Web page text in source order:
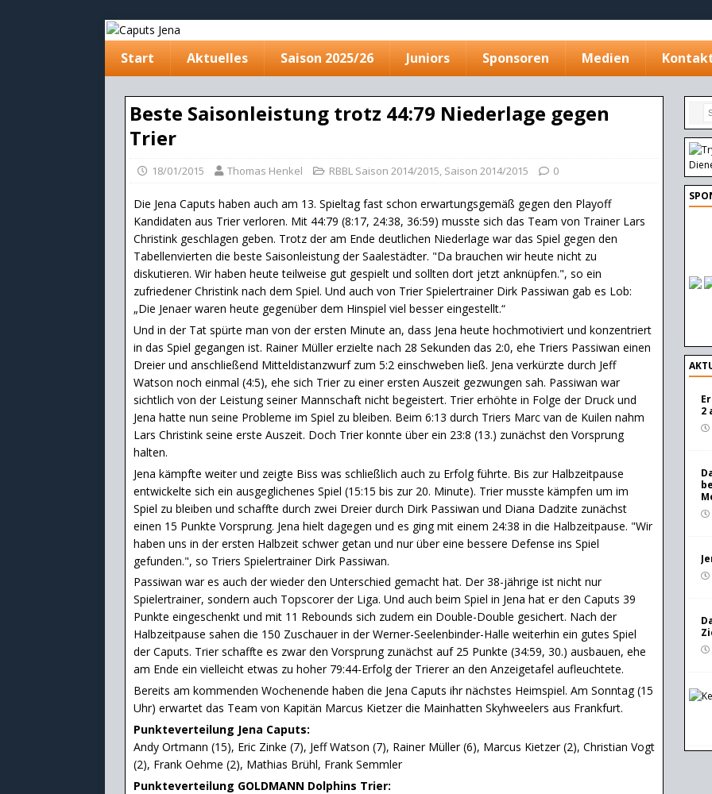
Start Aktuelles Saison 2025/26 Juniors Sponsoren Medien
Beste Saisonleistung trotz 44:79 Niederlage gegen
Trier
18/01/2015 Thomas Henkel RBBL Saison 2014/2015, Saison 2014/2015 0
Die Jena Caputs haben auch am 13. Spieltag fast schon erwartungsgemäß gegen den Playoff
Kandidaten aus Trier verloren. Mit 44:79 (8:17, 24:38, 36:59) musste sich das Team von Trainer Lars
Christink geschlagen geben. Trotz der am Ende deutlichen Niederlage war das Spiel gegen den
Tabellenvierten die beste Saisonleistung der Saalestädter. "Da brauchen wir heute nicht zu
diskutieren. Wir haben heute teilweise gut gespielt und sollten dort jetzt anknüpfen.", so ein
zufriedener Christink nach dem Spiel. Und auch von Trier Spielertrainer Dirk Passiwan gab es Lob:
„Die Jenaer waren heute gegenüber dem Hinspiel viel besser eingestellt.“
Und in der Tat spürte man von der ersten Minute an, dass Jena heute hochmotiviert und konzentriert
in das Spiel gegangen ist. Rainer Müller erzielte nach 28 Sekunden das 2:0, ehe Triers Passiwan einen
Dreier und anschließend Mitteldistanzwurf zum 5:2 einschweben ließ. Jena verkürzte durch Jeff
Watson noch einmal (4:5), ehe sich Trier zu einer ersten Auszeit gezwungen sah. Passiwan war
sichtlich von der Leistung seiner Mannschaft nicht begeistert. Trier erhöhte in Folge der Druck und
Jena hatte nun seine Probleme im Spiel zu bleiben. Beim 6:13 durch Triers Marc van de Kuilen nahm
Lars Christink seine erste Auszeit. Doch Trier konnte über ein 23:8 (13.) zunächst den Vorsprung
halten.
Jena kämpfte weiter und zeigte Biss was schließlich auch zu Erfolg führte. Bis zur Halbzeitpause
entwickelte sich ein ausgeglichenes Spiel (15:15 bis zur 20. Minute). Trier musste kämpfen um im
Spiel zu bleiben und schaffte durch zwei Dreier durch Dirk Passiwan und Diana Dadzite zunächst
einen 15 Punkte Vorsprung. Jena hielt dagegen und es ging mit einem 24:38 in die Halbzeitpause. "Wir
haben uns in der ersten Halbzeit schwer getan und nur über eine bessere Defense ins Spiel
gefunden.", so Triers Spielertrainer Dirk Passiwan.
Passiwan war es auch der wieder den Unterschied gemacht hat. Der 38-jährige ist nicht nur
Spielertrainer, sondern auch Topscorer der Liga. Und auch beim Spiel in Jena hat er den Caputs 39
Punkte eingeschenkt und mit 11 Rebounds sich zudem ein Double-Double gesichert. Nach der
Halbzeitpause sahen die 150 Zuschauer in der Werner-Seelenbinder-Halle weiterhin ein gutes Spiel
der Caputs. Trier schaffte es zwar den Vorsprung zunächst auf 25 Punkte (34:59, 30.) ausbauen, ehe
am Ende ein vielleicht etwas zu hoher 79:44-Erfolg der Trierer an den Anzeigetafel aufleuchtete.
Bereits am kommenden Wochenende haben die Jena Caputs ihr nächstes Heimspiel. Am Sonntag (15
Uhr) erwartet das Team von Kapitän Marcus Kietzer die Mainhatten Skyhweelers aus Frankfurt.
Punkteverteilung Jena Caputs:
Andy Ortmann (15), Eric Zinke (7), Jeff Watson (7), Rainer Müller (6), Marcus Kietzer (2), Christian Vogt
(2), Frank Oehme (2), Mathias Brühl, Frank Semmler
Punkteverteilung GOLDMANN Dolphins Trier:
2